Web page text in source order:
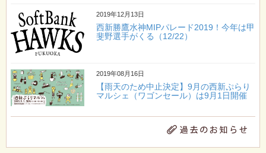
2019年12月13日
西新勝鷹水神MIPパレード2019！今年は甲
斐野選手がくる（12/22）
2019年08月16日
【雨天のため中止決定】9月の西新ぷらり
マルシェ（ワゴンセール）は9月1日開催